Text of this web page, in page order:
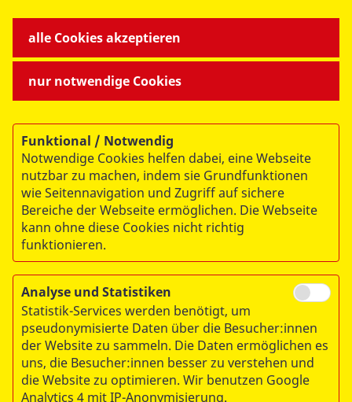
Der Wünschewagen Sachsen-Anhalt konnte sich über
zwei großartige Spenden freuen: Die TotalEnergies
Raffiinerie Mitteldeutschland GmbH spendete 8.282
Euro. Das Geld stammt aus einem Mitarbeiter:innen-
Fest, das im November stattfand. Einen symbolischen
überreichte Lions Club Halle "Fünf Türme". Der Erlös
wurde beim Adventskalenderverkauf im vergangenen
Jahr erzielt.
datenschutzkonform mitShariff
nur notwendige Cookies
alle Cookies akzeptieren
Funktional / Notwendig
Notwendige Cookies helfen dabei, eine Webseite
nutzbar zu machen, indem sie Grundfunktionen
wie Seitennavigation und Zugriff auf sichere
Bereiche der Webseite ermöglichen. Die Webseite
kann ohne diese Cookies nicht richtig
funktionieren.
Analyse und Statistiken
Statistik-Services werden benötigt, um
pseudonymisierte Daten über die Besucher:innen
der Website zu sammeln. Die Daten ermöglichen es
uns, die Besucher:innen besser zu verstehen und
die Website zu optimieren. Wir benutzen Google
Analytics 4 mit IP-Anonymisierung.